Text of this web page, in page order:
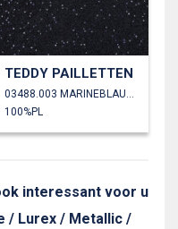
TEDDY PAILLETTEN
03488.003 MARINEBLAUW
100%PL
interessant voor u
/ Lurex / Metallic /